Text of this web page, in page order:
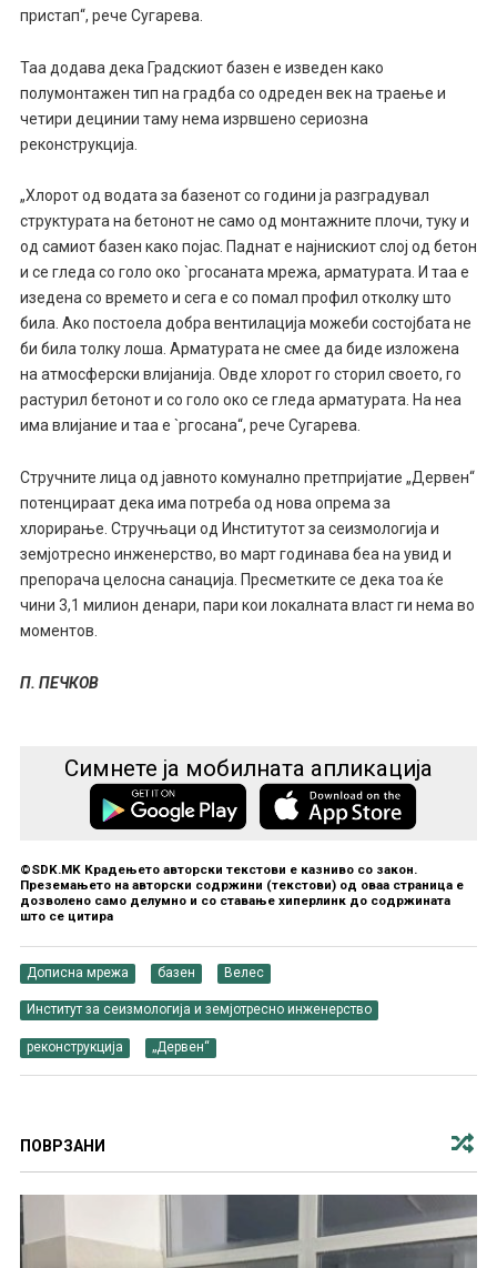
пристап“, рече Сугарева.
Таа додава дека Градскиот базен е изведен како
полумонтажен тип на градба со одреден век на траење и
четири децинии таму нема изрвшено сериозна
реконструкција.
„Хлорот од водата за базенот со години ја разградувал
структурата на бетонот не само од монтажните плочи, туку и
од самиот базен како појас. Паднат е најнискиот слој од бетон
и се гледа со голо око `ргосаната мрежа, арматурата. И таа е
изедена со времето и сега е со помал профил отколку што
била. Ако постоела добра вентилација можеби состојбата не
би била толку лоша. Арматурата не смее да биде изложена
на атмосферски влијанија. Овде хлорот го сторил своето, го
растурил бетонот и со голо око се гледа арматурата. На неа
има влијание и таа е `ргосана“, рече Сугарева.
Стручните лица од јавното комунално претпријатие „Дервен“
потенцираат дека има потреба од нова опрема за
хлорирање. Стручњаци од Институтот за сеизмологија и
земјотресно инженерство, во март годинава беа на увид и
препорача целосна санација. Пресметките се дека тоа ќе
чини 3,1 милион денари, пари кои локалната власт ги нема во
моментов.
П. ПЕЧКОВ
Симнете ја мобилната апликација
©SDK.MK Крадењето авторски текстови е казниво со закон.
Преземањето на авторски содржини (текстови) од оваа страница е
дозволено само делумно и со ставање хиперлинк до содржината
што се цитира
Дописна мрежа базен Велес
Институт за сеизмологија и земјотресно инженерство
реконструкција „Дервен“
ПОВРЗАНИ